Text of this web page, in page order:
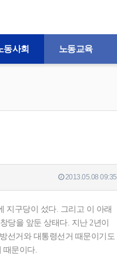
동사회 노동교육
2013.05.08 09:35
지구당이 섰다. 그리고 이 아래
당을 앞둔 상태다. 지난 2년이
선거와 대통령선거 때문이기도
때문이다.